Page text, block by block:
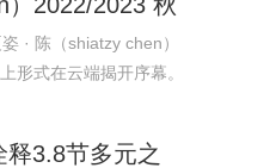
· 陈（shiatzy chen）
形式在云端揭开序幕。
3.8节多元之